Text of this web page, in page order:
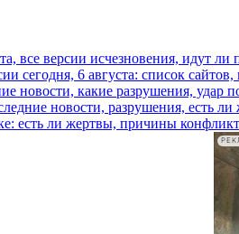
все версии исчезновения, идут ли
сегодня, 6 августа: список
новости, какие разрушения, удар
новости, разрушения, есть
есть ли жертвы, причины